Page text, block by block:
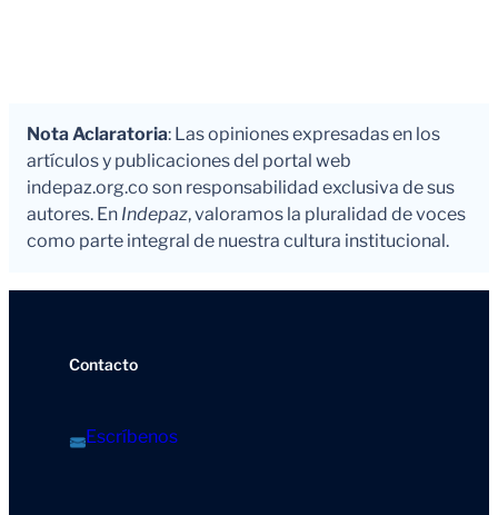
Nota Aclaratoria: Las opiniones expresadas en los
artículos y publicaciones del portal web
indepaz.org.co son responsabilidad exclusiva de sus
autores. En Indepaz, valoramos la pluralidad de voces
como parte integral de nuestra cultura institucional.
Contacto
Escríbenos